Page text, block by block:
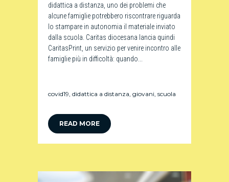
didattica a distanza, uno dei problemi che
alcune famiglie potrebbero riscontrare riguarda
lo stampare in autonomia il materiale inviato
dalla scuola. Caritas diocesana lancia quindi
CaritasPrint, un servizio per venire incontro alle
famiglie più in difficoltà: quando...
covid19 didattica a distanza giovani scuola
READ MORE